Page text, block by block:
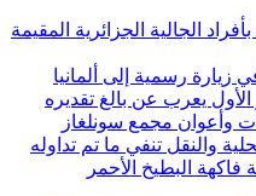
الجالية الجزائرية المقيمة
زيارة رسمية إلى ألمانيا
يعرب عن بالغ تقديره
وأعوان مجمع سونلغاز
والنقل تنفي ما تم تداوله
البطيخ الأحمر